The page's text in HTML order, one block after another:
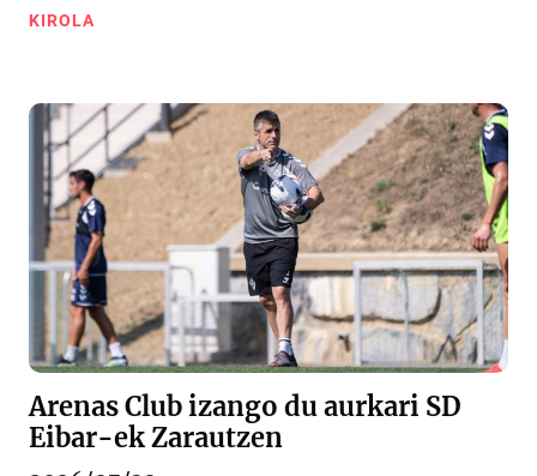
KIROLA
Arenas Club izango du aurkari SD
Eibar-ek Zarautzen